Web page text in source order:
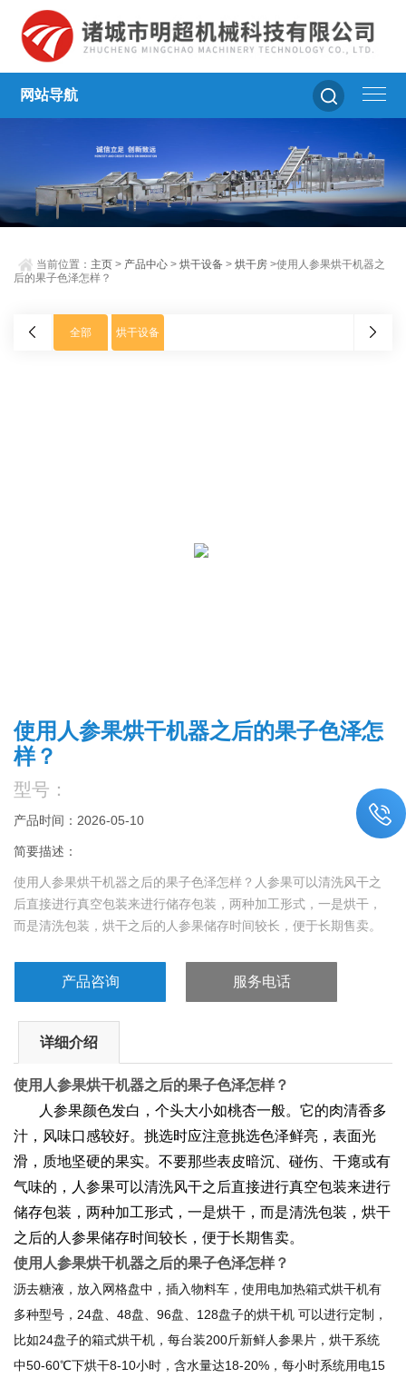
网站导航
当前位置： 主页 > 产品中心 >烘干设备 >烘干房 >使用人参果烘干机器之
后的果子色泽怎样？
全部 烘干设备
使用人参果烘干机器之后的果子色泽怎
样？
型号：
产品时间：2026-05-10
简要描述：
使用人参果烘干机器之后的果子色泽怎样？人参果可以清洗风干之
后直接进行真空包装来进行储存包装，两种加工形式，一是烘干，
而是清洗包装，烘干之后的人参果储存时间较长，便于长期售卖。
产品咨询 服务电话
详细介绍
使用人参果烘干机器之后的果子色泽怎样？
人参果颜色发白，个头大小如桃杏一般。它的肉清香多
汁，风味口感较好。挑选时应注意挑选色泽鲜亮，表面光
滑，质地坚硬的果实。不要那些表皮暗沉、碰伤、干瘪或有
气味的，人参果可以清洗风干之后直接进行真空包装来进行
储存包装，两种加工形式，一是烘干，而是清洗包装，烘干
之后的人参果储存时间较长，便于长期售卖。
使用人参果烘干机器之后的果子色泽怎样？
沥去糖液，放入网格盘中，插入物料车，使用电加热箱式烘干机有
多种型号，24盘、48盘、96盘、128盘子的烘干机 可以进行定制，
比如24盘子的箱式烘干机，每台装200斤新鲜人参果片，烘干系统
中50-60℃下烘干8-10小时，含水量达18-20%，每小时系统用电15